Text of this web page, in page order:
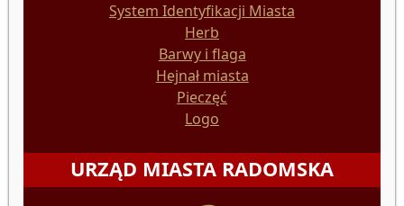
System Identyfikacji Miasta
Herb
Barwy i flaga
Hejnał miasta
Pieczęć
Logo
URZĄD MIASTA RADOMSKA